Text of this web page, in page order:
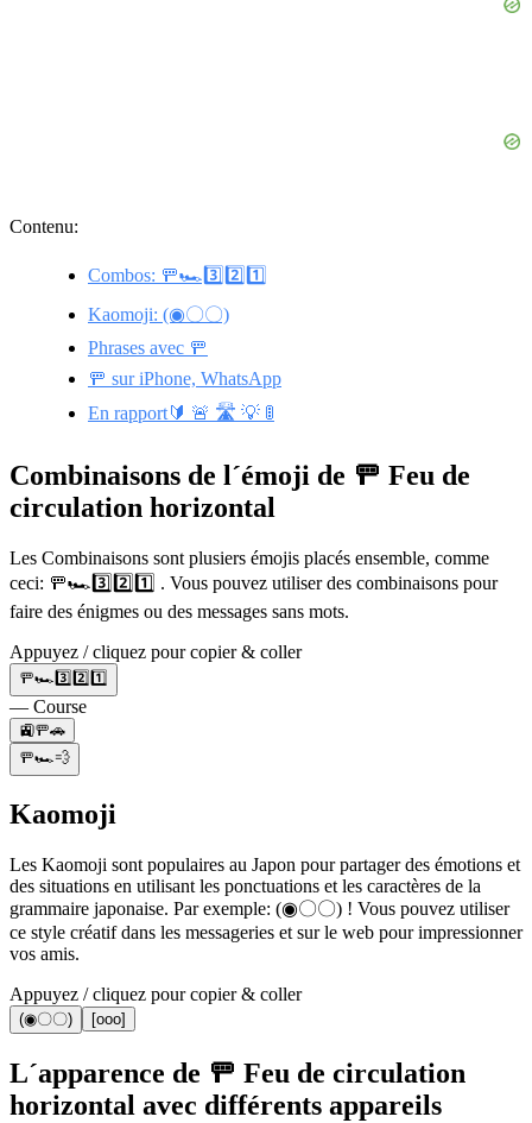
Contenu:
Combos: 🚥🏎️3️⃣2️⃣1️⃣
Kaomoji: (◉〇〇)
Phrases avec 🚥
🚥 sur iPhone, WhatsApp
En rapport🔰 🚨 🛣️ 💡 🚦
Combinaisons de l´émoji de 🚥 Feu de
circulation horizontal
Les Combinaisons sont plusiers émojis placés ensemble, comme
ceci: 🚥🏎️3️⃣2️⃣1️⃣ . Vous pouvez utiliser des combinaisons pour
faire des énigmes ou des messages sans mots.
Appuyez / cliquez pour copier & coller
🚥🏎️3️⃣2️⃣1️⃣
— Course
🚉🚥🚗
🚥🏎️💨
Kaomoji
Les Kaomoji sont populaires au Japon pour partager des émotions et
des situations en utilisant les ponctuations et les caractères de la
grammaire japonaise. Par exemple: (◉〇〇) ! Vous pouvez utiliser
ce style créatif dans les messageries et sur le web pour impressionner
vos amis.
Appuyez / cliquez pour copier & coller
(◉〇〇) [ooo]
L´apparence de 🚥 Feu de circulation
horizontal avec différents appareils